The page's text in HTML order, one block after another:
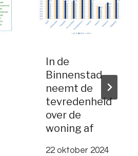
In de
Binnenstad
neemt de
tevredenheid
over de
woning af
22 oktober 2024